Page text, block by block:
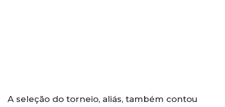
A seleção do torneio, aliás, também contou